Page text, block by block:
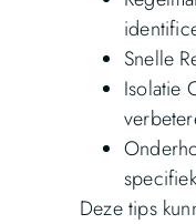
Snelle
Isolatie
Deze tips